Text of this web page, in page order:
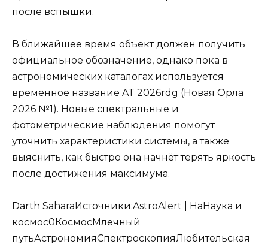
после вспышки.
В ближайшее время объект должен получить
официальное обозначение, однако пока в
астрономических каталогах используется
временное название AT 2026rdg (Новая Орла
2026 №1). Новые спектральные и
фотометрические наблюдения помогут
уточнить характеристики системы, а также
выяснить, как быстро она начнёт терять яркость
после достижения максимума.
Darth Sahara Источники:AstroAlert | На Наука и
космос0 КосмосМлечный
путьАстрономияСпектроскопияЛюбительская